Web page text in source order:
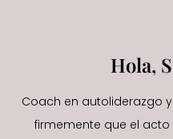
Hola,
Coach en autoliderazgo
firmemente que el acto